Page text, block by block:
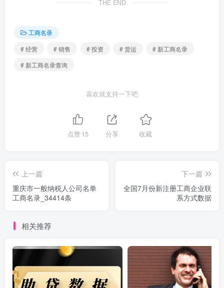
THE END
工商名录
# 经营
# 销售 # 投资 # 货运
# 新工商名录
# 新工商名录查询
喜欢就支持一下吧
点赞15 分享 收藏
上一篇
重庆市一般纳税人公司名单
工商名录_34414条
下一篇
全国7月份新注册工商企业联
系方式数据
相关推荐